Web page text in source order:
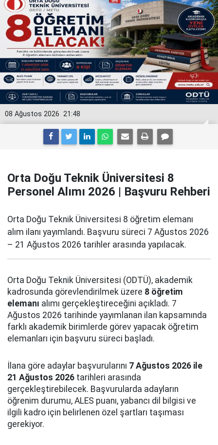
21:48
08 Ağustos 2026
Orta Doğu Teknik Üniversitesi 8
Personel Alımı 2026 | Başvuru Rehberi
Orta Doğu Teknik Üniversitesi 8 öğretim elemanı
alım ilanı yayımlandı. Başvuru süreci 7 Ağustos 2026
– 21 Ağustos 2026 tarihler arasında yapılacak.
Orta Doğu Teknik Üniversitesi (ODTÜ), akademik
kadrosunda görevlendirilmek üzere 8 öğretim
elemanı alımı gerçekleştireceğini açıkladı. 7
Ağustos 2026 tarihinde yayımlanan ilan kapsamında
farklı akademik birimlerde görev yapacak öğretim
elemanları için başvuru süreci başladı.
İlana göre adaylar başvurularını 7 Ağustos 2026 ile
21 Ağustos 2026 tarihleri arasında
gerçekleştirebilecek. Başvurularda adayların
öğrenim durumu, ALES puanı, yabancı dil bilgisi ve
ilgili kadro için belirlenen özel şartları taşıması
gerekiyor.